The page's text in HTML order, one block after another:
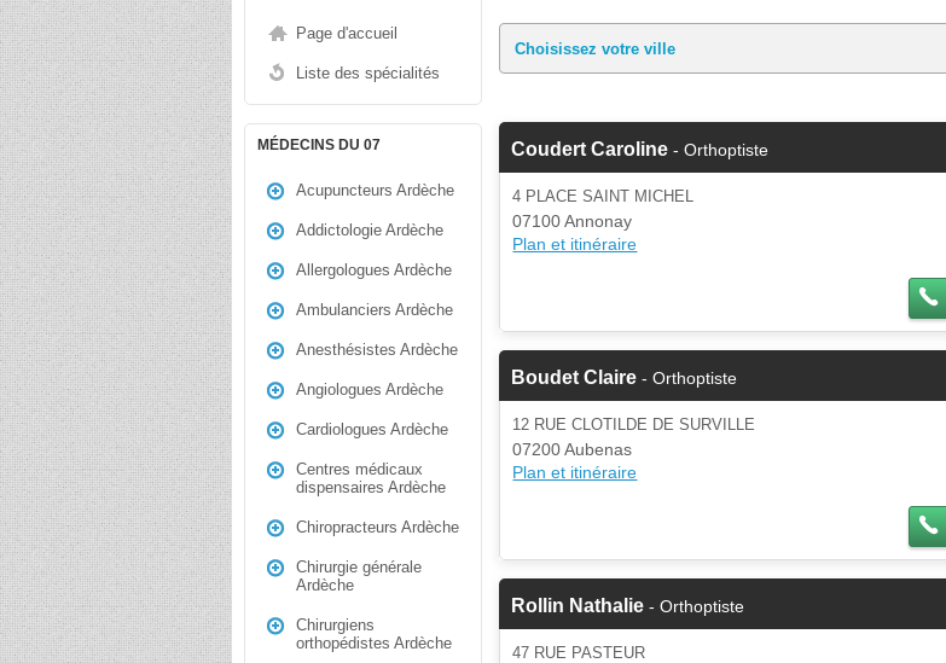
Page d'accueil
Liste des spécialités
MÉDECINS DU 07
Acupuncteurs Ardèche
Addictologie Ardèche
Allergologues Ardèche
Ambulanciers Ardèche
Anesthésistes Ardèche
Angiologues Ardèche
Cardiologues Ardèche
Centres médicaux
dispensaires Ardèche
Chiropracteurs Ardèche
Chirurgie générale
Ardèche
Chirurgiens
orthopédistes Ardèche
Coudert Caroline - Orthoptiste
4 PLACE SAINT MICHEL
07100 Annonay
Plan et itinéraire
Boudet Claire - Orthoptiste
12 RUE CLOTILDE DE SURVILLE
07200 Aubenas
Plan et itinéraire
Rollin Nathalie - Orthoptiste
47 RUE PASTEUR